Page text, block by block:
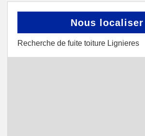
Nous localiser
Recherche de fuite toiture Lignieres